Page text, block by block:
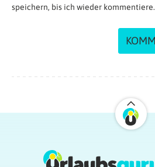
speichern, bis ich wieder kommentiere.